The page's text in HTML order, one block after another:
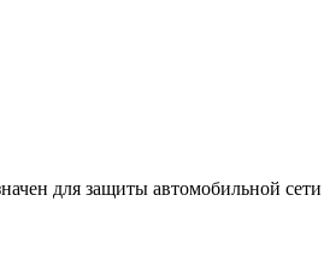
для защиты автомобильной сети